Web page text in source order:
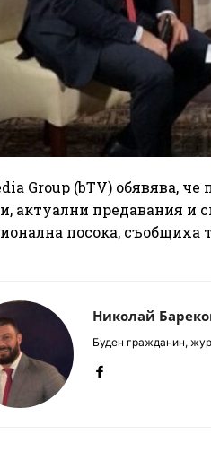
Group (bTV) обявява,
актуални предавания и
посока, съобщиха
Николай
Буден гражданин,